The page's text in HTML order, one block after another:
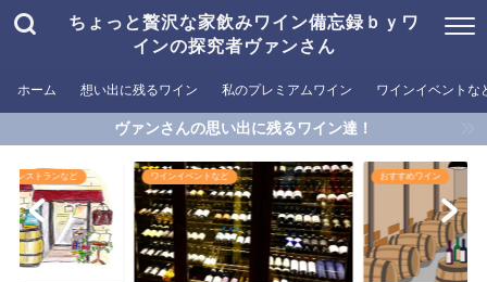
ちょっと贅沢な家飲みワイン備忘録ｂｙワ
インの探究者ヴァンさん
ホーム 想い出に残るワイン 私のプレミアムワイン ワインイベントな
ヴァンさんの思い出に残るワイン達！
るレストランなど ワインイベントなど おすすめワイン